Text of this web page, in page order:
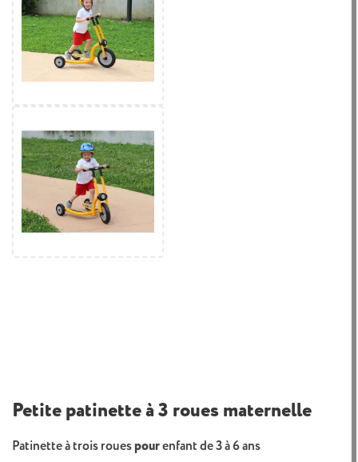
Petite patinette à 3 roues maternelle
Patinette à trois roues pourenfant de 3 à 6 ans